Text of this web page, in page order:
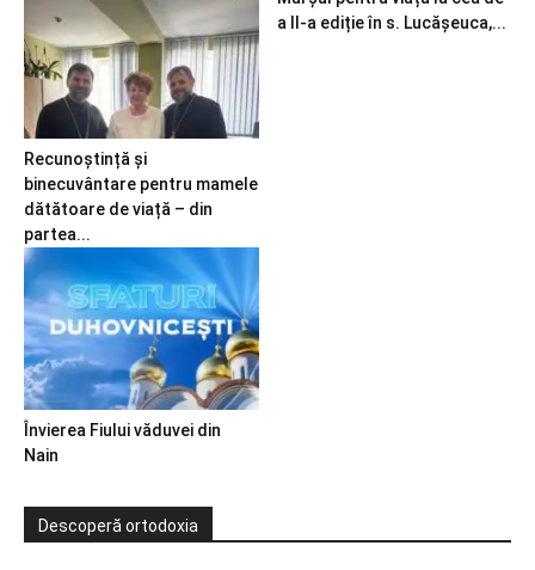
Recunoștință și
binecuvântare pentru mamele
dătătoare de viață – din
partea...
a II-a ediție în s. Lucășeuca,...
Învierea Fiului văduvei din
Nain
Descoperă ortodoxia